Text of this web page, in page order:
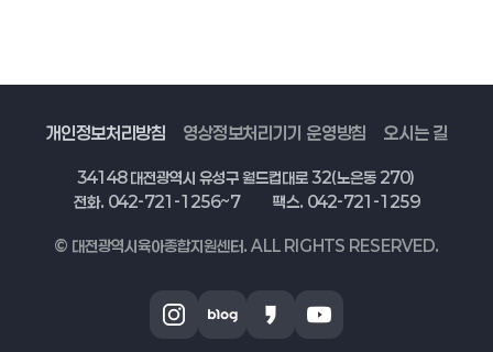
개인정보처리방침 영상정보처리기기 운영방침 오시는 길
34148 대전광역시 유성구 월드컵대로 32(노은동 270)
전화. 042-721-1256~7
팩스. 042-721-1259
© 대전광역시육아종합지원센터. ALL RIGHTS RESERVED.